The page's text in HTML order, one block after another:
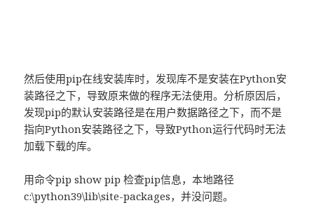
然后使用pip在线安装库时，发现库不是安装在Python安
装路径之下，导致原来做的程序无法使用。分析原因后，
发现pip的默认安装路径是在用户数据路径之下，而不是
指向Python安装路径之下，导致Python运行代码时无法
加载下载的库。
用命令pip show pip 检查pip信息，本地路径
c:\python39\lib\site-packages，并没问题。